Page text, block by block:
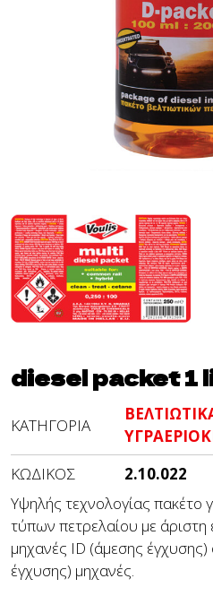
diesel packet 1
ΚΑΤΗΓΟΡΊΑ
ΚΩΔΙΚΌΣ
2.10.022
Υψηλής τεχνολογίας πακέτο
τύπων πετρελαίου με
μηχανές ID (άμεσης έγχυσης)
έγχυσης) μηχανές.